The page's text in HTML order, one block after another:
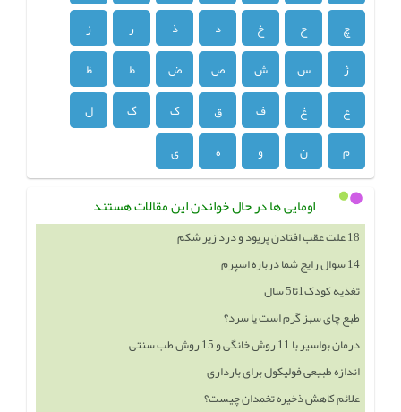
چ
ح خ د ذ ر
ز
ژ
س ش ص ض ط
ظ
ع
غ ف ق ک گ
ل
م
ن و ه ی
اومایی ها در حال خواندن این مقالات هستند
18 علت عقب افتادن پریود و درد زیر شکم
14 سوال رایج شما درباره اسپرم
تغذیه کودک1تا5 سال
طبع چای سبز گرم است یا سرد؟
درمان بواسیر با 11 روش خانگی و 15 روش طب سنتی
اندازه طبیعی فولیکول برای بارداری
علائم کاهش ذخیره تخمدان چیست؟